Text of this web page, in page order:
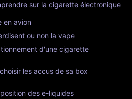
sur la cigarette électronique
en avion
ou non la vape
d'une cigarette
les accus de sa box
des e-liquides